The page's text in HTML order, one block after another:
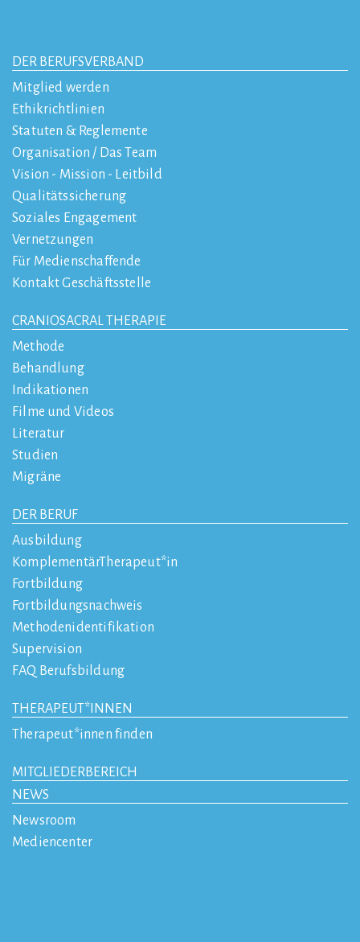
DER BERUFSVERBAND
Mitglied werden
Ethikrichtlinien
Statuten & Reglemente
Organisation / Das Team
Vision - Mission - Leitbild
Qualitätssicherung
Soziales Engagement
Vernetzungen
Für Medienschaffende
Kontakt Geschäftsstelle
CRANIOSACRAL THERAPIE
Methode
Behandlung
Indikationen
Filme und Videos
Literatur
Studien
Migräne
DER BERUF
Ausbildung
KomplementärTherapeut*in
Fortbildung
Fortbildungsnachweis
Methodenidentifikation
Supervision
FAQ Berufsbildung
THERAPEUT*INNEN
Therapeut*innen finden
MITGLIEDERBEREICH
NEWS
Newsroom
Mediencenter